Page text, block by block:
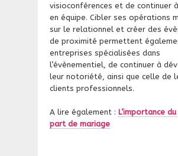
visioconférences et de continuer
en équipe. Cibler ses opérations
sur le relationnel et créer des
de proximité permettent
entreprises spécialisées dans
l’évènementiel, de continuer à
leur notoriété, ainsi que celle de
clients professionnels.
A lire également : L’importance
part de mariage